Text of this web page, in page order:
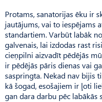
Protams, sanatorijas ēku ir
jautājums, vai to iespējams
standartiem. Varbūt labāk
galvenais, lai izdodas rast
cieņpilni aizvadīt pēdējās
ir pēdējās pāris dienas vai
saspringta. Nekad nav bijis
kā šogad, esošajiem ir ļoti
gan dara darbu pēc labākās